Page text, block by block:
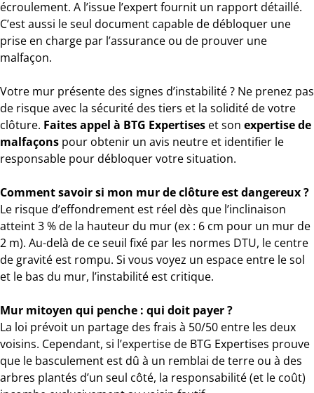
écroulement. A l’issue l’expert fournit un rapport détaillé.
C’est aussi le seul document capable de débloquer une
prise en charge par l’assurance ou de prouver une
malfaçon.
Votre mur présente des signes d’instabilité ? Ne prenez pas
de risque avec la sécurité des tiers et la solidité de votre
clôture. Faites appel à BTG Expertises et son expertise de
malfaçons pour obtenir un avis neutre et identifier le
responsable pour débloquer votre situation.
Comment savoir si mon mur de clôture est dangereux ?
Le risque d’effondrement est réel dès que l’inclinaison
atteint 3 % de la hauteur du mur (ex : 6 cm pour un mur de
2 m). Au-delà de ce seuil fixé par les normes DTU, le centre
de gravité est rompu. Si vous voyez un espace entre le sol
et le bas du mur, l’instabilité est critique.
Mur mitoyen qui penche : qui doit payer ?
La loi prévoit un partage des frais à 50/50 entre les deux
voisins. Cependant, si l’expertise de BTG Expertises prouve
que le basculement est dû à un remblai de terre ou à des
arbres plantés d’un seul côté, la responsabilité (et le coût)